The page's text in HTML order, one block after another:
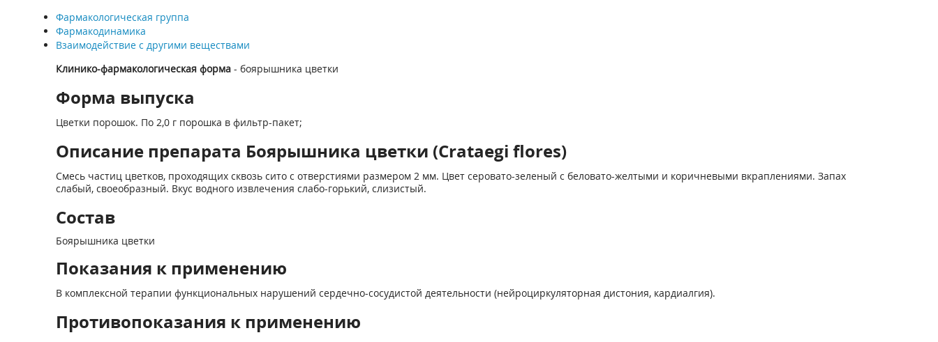
Фармакологическая группа
Фармакодинамика
Взаимодействие с другими веществами
Клинико-фармакологическая форма- боярышника цветки
Форма выпуска
Цветки порошок. По 2,0 г порошка в фильтр-пакет;
Описание препарата Боярышника цветки (Crataegi flores)
Смесь частиц цветков, проходящих сквозь сито с отверстиями размером 2 мм. Цвет серовато-зеленый с беловато-желтыми и коричневыми вкраплениями. Запах
слабый, своеобразный. Вкус водного извлечения слабо-горький, слизистый.
Состав
Боярышника цветки
Показания к применению
В комплексной терапии функциональных нарушений сердечно-сосудистой деятельности (нейроциркуляторная дистония, кардиалгия).
Противопоказания к применению